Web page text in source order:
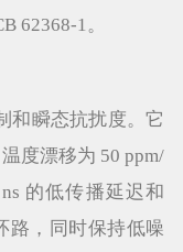
62368-1。
瞬态抗扰度。它
度漂移为 50 ppm/
的低传播延迟和
路，同时保持低噪